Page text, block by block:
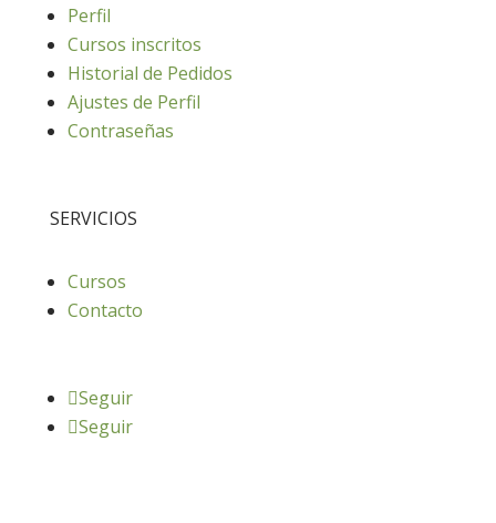
Perfil
Cursos inscritos
Historial de Pedidos
Ajustes de Perfil
Contraseñas
SERVICIOS
Cursos
Contacto
Seguir
Seguir